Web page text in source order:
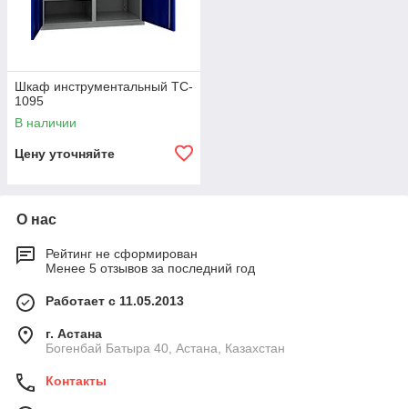
Шкаф инструментальный TC-
1095
В наличии
Цену уточняйте
О нас
Рейтинг не сформирован
Менее 5 отзывов за последний год
Работает с 11.05.2013
г. Астана
Богенбай Батыра 40, Астана, Казахстан
Контакты